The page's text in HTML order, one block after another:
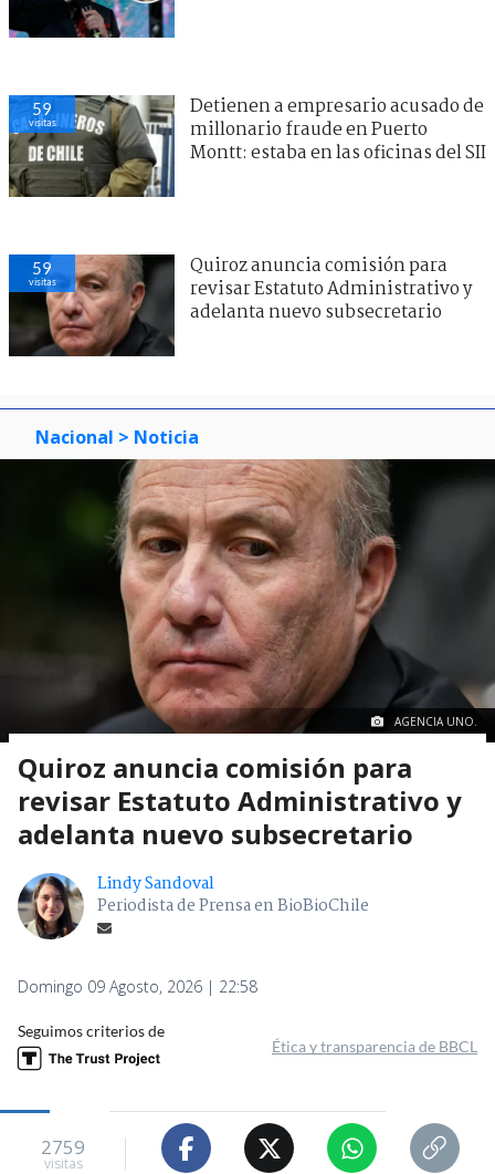
59
visitas
Detienen a empresario acusado de
millonario fraude en Puerto
Montt: estaba en las oficinas del SII
59
visitas
Quiroz anuncia comisión para
revisar Estatuto Administrativo y
adelanta nuevo subsecretario
Nacional > Noticia
AGENCIA UNO.
Quiroz anuncia comisión para
revisar Estatuto Administrativo y
adelanta nuevo subsecretario
Lindy Sandoval
Periodista de Prensa en BioBioChile
Domingo 09 Agosto, 2026 | 22:58
Seguimos criterios de
Ética y transparencia de BBCL
2759
visitas